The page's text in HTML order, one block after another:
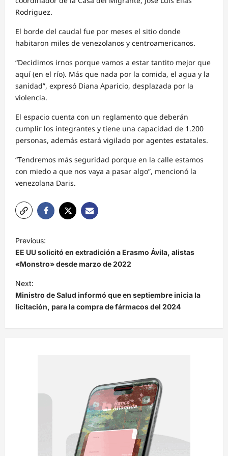
Rodriguez.
El borde del caudal fue por meses el sitio donde
habitaron miles de venezolanos y centroamericanos.
“Decidimos irnos porque vamos a estar tantito mejor que
aquí (en el río). Más que nada por la comida, el agua y la
sanidad”, expresó Diana Aparicio, desplazada por la
violencia.
El espacio cuenta con un reglamento que deberán
cumplir los integrantes y tiene una capacidad de 1.200
personas, además estará vigilado por agentes estatales.
“Tendremos más seguridad porque en la calle estamos
con miedo a que nos vaya a pasar algo”, mencionó la
venezolana Daris.
N
a
v
e
g
a
c
Previous:
EE UU solicitó en extradición a Erasmo Ávila, alistas
«Monstro» desde marzo de 2022
Next:
Ministro de Salud informó que en septiembre inicia la
licitación, para la compra de fármacos del 2024